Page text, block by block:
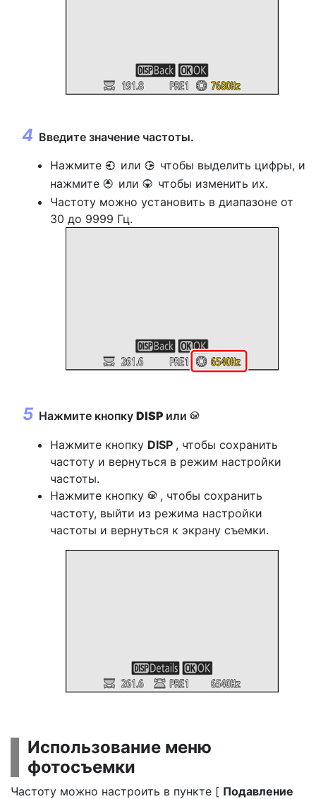
Введите значение частоты.
Нажмите 4 или 2 чтобы выделить цифры, и
нажмите 1 или 3 чтобы изменить их.
Частоту можно установить в диапазоне от
30 до 9999 Гц.
Нажмите кнопку DISP или J
Нажмите кнопку DISP , чтобы сохранить
частоту и вернуться в режим настройки
частоты.
Нажмите кнопку J , чтобы сохранить
частоту, выйти из режима настройки
частоты и вернуться к экрану съемки.
Использование меню
фотосъемки
Частоту можно настроить в пункте [ Подавление